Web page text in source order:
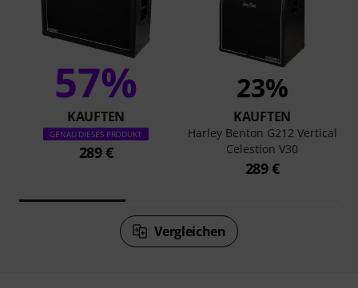
57%
KAUFTEN
GENAU DIESES PRODUKT
289 €
23%
KAUFTEN
Harley Benton G212 Vertical
Celestion V30
289 €
Vergleichen